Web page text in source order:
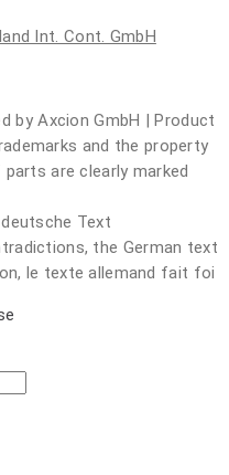
Int. Cont. GmbH
by Axcion GmbH | Product
and the property
are clearly marked
Text
the German text
le texte allemand fait foi